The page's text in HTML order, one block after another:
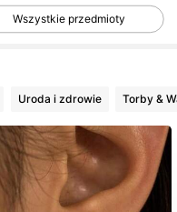
Wszystkie przedmioty
Uroda i zdrowie Torby &